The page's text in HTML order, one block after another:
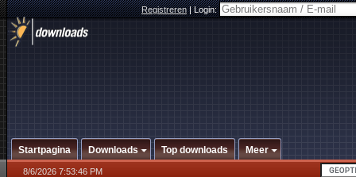
Registreren|Login:
Startpagina Downloads Top downloads Meer
8/6/2026 7:53:46 PM